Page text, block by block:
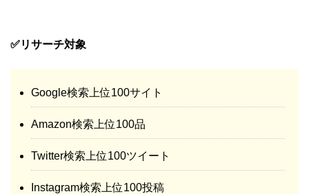
✅リサーチ対象
Google検索上位100サイト
Amazon検索上位100品
Twitter検索上位100ツイート
Instagram検索上位100投稿